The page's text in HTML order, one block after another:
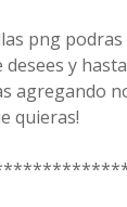
png
y
agregando
quieras!